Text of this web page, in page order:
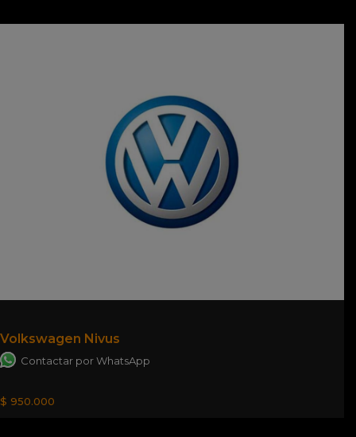
Volkswagen Nivus
Contactar por WhatsApp
$ 950.000